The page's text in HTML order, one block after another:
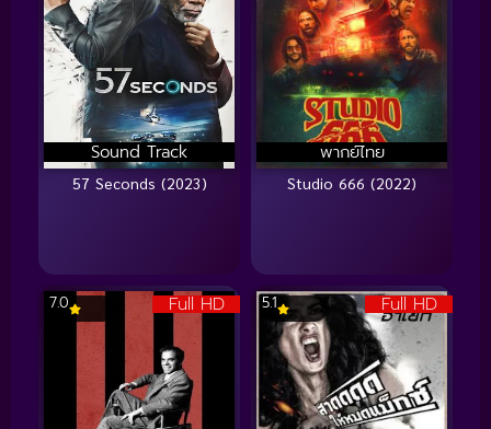
Sound Track
57 Seconds (2023)
พากย์ไทย
Studio 666 (2022)
Full HD
7.0 Full HD
5.1